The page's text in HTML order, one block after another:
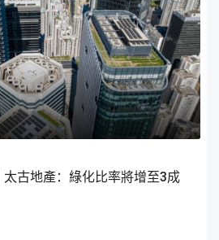
古地產：綠化比率將增至3成